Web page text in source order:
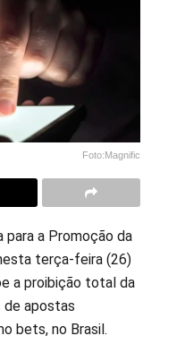
Foto:Magnific
a Promoção da
terça-feira (26)
a proibição total da
apostas
bets, no Brasil.